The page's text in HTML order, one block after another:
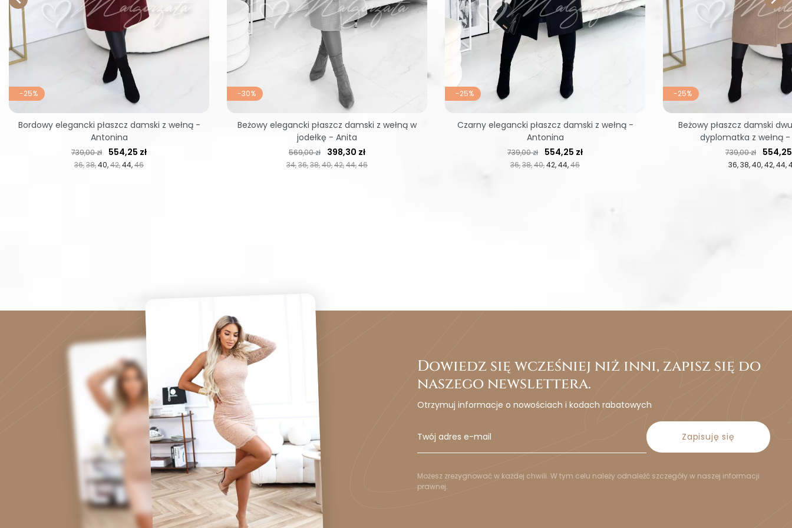
-25%
36 38 40 42 44 46
Cena regularna
739,00 zł Cena
554,25 zł
Bordowy elegancki płaszcz damski z wełną -
Antonina
-30%
34 36 38 40 42 44 46
Cena regularna
569,00 zł Cena
398,30 zł
Beżowy elegancki płaszcz damski z wełną w
jodełkę - Anita
-25%
36 38 40 42 44 46
Cena regularna
739,00 zł Cena
554,25 zł
Czarny elegancki płaszcz damski z wełną -
Antonina
-25%
36 38 40 42 44
Cena regularna
739,00 zł Cena
554,25
Beżowy płaszcz damski
dyplomatka z wełną
Dowiedz się wcześniej niż inni, zapisz się do
naszego newslettera.
Otrzymuj informacje o nowościach i kodach rabatowych
Zapisuję się
Możesz zrezygnować w każdej chwili. W tym celu należy odnaleźć szczegóły w naszej informacji
prawnej.